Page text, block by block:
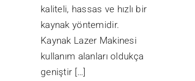
kaliteli, hassas ve hızlı bir
kaynak yöntemidir.
Kaynak Lazer Makinesi
kullanım alanları oldukça
geniştir […]